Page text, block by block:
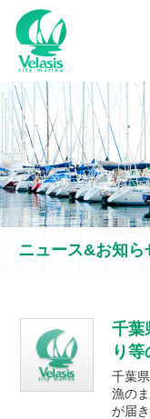
ボート・ヨット
置きたい
マリーナをご紹介
マリーナガイ
ニュース&お知ら
千葉
り
千葉
漁の
が届